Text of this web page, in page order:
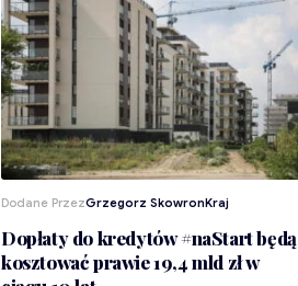
Dodane PrzezGrzegorz SkowronKraj
Dopłaty do kredytów #naStart będą
kosztować prawie 19,4 mld zł w